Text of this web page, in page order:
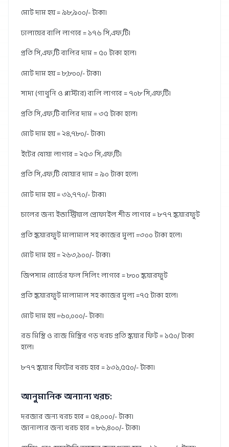
মোট দাম হয় = ৯৮,৯০০/- টাকা।
ঢালায়ের বালি লাগবে = ১৭৬ সি,এফ,টি।
প্রতি সি,এফ,টি বালির দাম = ৫০ টাকা হলে।
মোট দাম হয় = ৮,৮০০/- টাকা।
সাদা (গাথুনি ও প্লাস্টার) বালি লাগবে = ৭০৮ সি,এফ,টি।
প্রতি সি,এফ,টি বালির দাম = ৩৫ টাকা হলে।
মোট দাম হয় = ২৪,৭৮০/- টাকা।
ইটের খোয়া লাগবে = ২৫৩ সি,এফ,টি।
প্রতি সি,এফ,টি খোয়ার দাম = ৯০ টাকা হলে।
মোট দাম হয় = ৩১,৭৭০/- টাকা।
চালের জন্য ইন্ডাস্ট্রিয়াল প্রোফাইল শীড লাগবে = ৮৭৭ স্কয়ারফুট
প্রতি স্কয়ারফুট মালামাল সহ কাজের মুল্য =৩০০ টাকা হলে।
মোট দাম হয় = ২৬৩,১০০/- টাকা।
জিপসাম বোর্ডের ফল সিলিং লাগবে = ৮০০ স্কয়ারফুট
প্রতি স্কয়ারফুট মালামাল সহ কাজের মুল্য =৭৫ টাকা হলে।
মোট দাম হয় =৬০,০০০/- টাকা।
রড মিস্ত্রি ও রাজ মিস্ত্রির গড় খরচ প্রতি স্কয়ার ফিট = ১৫০/ টাকা
হলে।
৮৭৭ স্কয়ার ফিটের খরচ হবে = ১৩১,৫৫০/- টাকা।
আনুমানিক অন্যান্য খরচ:
দরজার জন্য খরচ হবে = ৫৪,০০০/- টাকা।
জানালার জন্য খরচ হবে = ৮৬,৪০০/- টাকা।